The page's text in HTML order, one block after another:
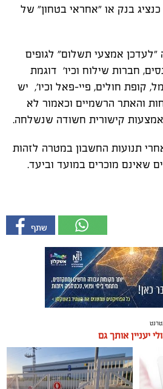
בנק או "אחראי בטחון" של
אמצעי תשלום" לגופים
חברות שילוח וכיו' דוגמת
קופת חולים, פיי-פאל וכיו', יש
והאתר הרשמיים וכאמור לא
קישורית חשודה שנשלחה.
תנועות החשבון במטרה לזהות
שאינם מוכרים במועד וביעד.
יעניין אותך גם